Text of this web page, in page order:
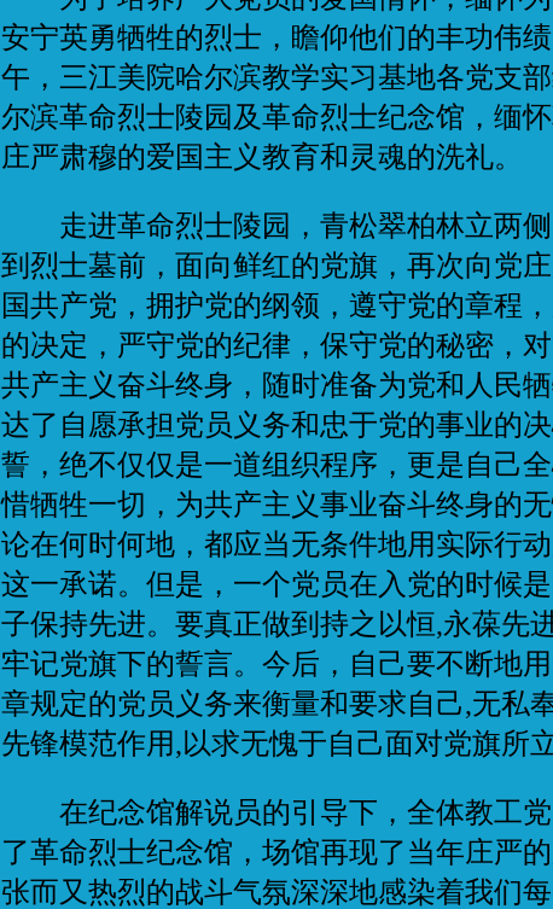
安宁英勇牺牲的烈士，瞻仰他们的丰功伟
午，三江美院哈尔滨教学实习基地各党支
尔滨革命烈士陵园及革命烈士纪念馆，缅
庄严肃穆的爱国主义教育和灵魂的洗礼。
走进革命烈士陵园，青松翠柏林立两侧
到烈士墓前，面向鲜红的党旗，再次向党
国共产党，拥护党的纲领，遵守党的章程
的决定，严守党的纪律，保守党的秘密，
共产主义奋斗终身，随时准备为党和人民
达了自愿承担党员义务和忠于党的事业的
誓，绝不仅仅是一道组织程序，更是自己
惜牺牲一切，为共产主义事业奋斗终身的
论在何时何地，都应当无条件地用实际行
这一承诺。但是，一个党员在入党的时候
子保持先进。要真正做到持之以恒,永葆先
牢记党旗下的誓言。今后，自己要不断地
章规定的党员义务来衡量和要求自己,无私
先锋模范作用,以求无愧于自己面对党旗所
在纪念馆解说员的引导下，全体教工党
了革命烈士纪念馆，场馆再现了当年庄严
张而又热烈的战斗气氛深深地感染着我们